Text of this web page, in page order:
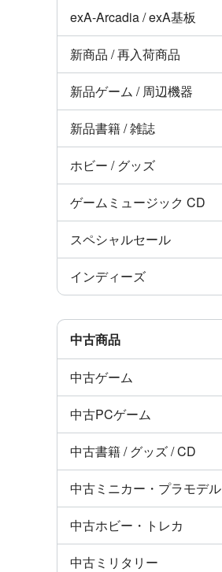
exA-Arcadia / exA基板
新商品 / 再入荷商品
新品ゲーム / 周辺機器
新品書籍 / 雑誌
ホビー / グッズ
ゲームミュージック CD
スペシャルセール
インディーズ
中古商品
中古ゲーム
中古PCゲーム
中古書籍 / グッズ / CD
中古ミニカー・プラモデル
中古ホビー・トレカ
中古ミリタリー